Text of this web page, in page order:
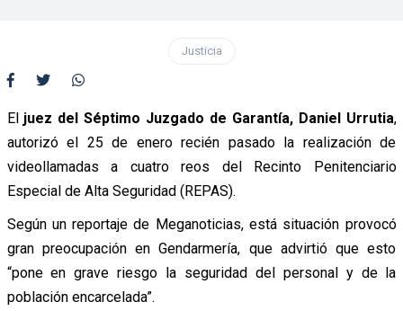
Justicia
El juez del Séptimo Juzgado de Garantía, Daniel Urrutia,
autorizó el 25 de enero recién pasado la realización de
videollamadas a cuatro reos del Recinto Penitenciario
Especial de Alta Seguridad (REPAS).
Según un reportaje de Meganoticias, está situación provocó
gran preocupación en Gendarmería, que advirtió que esto
“pone en grave riesgo la seguridad del personal y de la
población encarcelada”.